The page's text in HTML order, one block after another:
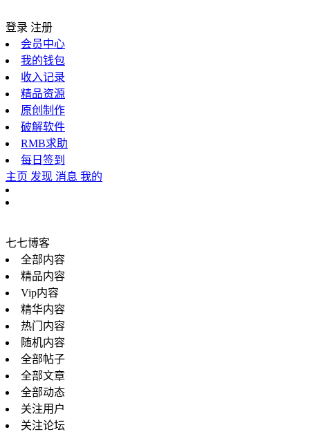
登录 注册
会员中心
我的钱包
收入记录
精品资源
原创制作
破解软件
RMB求助
每日签到
主页 发现 消息 我的
七七博客
全部内容
精品内容
Vip内容
精华内容
热门内容
随机内容
全部帖子
全部文章
全部动态
关注用户
关注论坛